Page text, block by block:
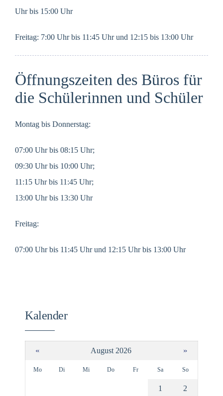
Uhr bis 15:00 Uhr
Freitag: 7:00 Uhr bis 11:45 Uhr und 12:15 bis 13:00 Uhr
Öffnungszeiten des Büros für
die Schülerinnen und Schüler
Montag bis Donnerstag:
07:00 Uhr bis 08:15 Uhr;
09:30 Uhr bis 10:00 Uhr;
11:15 Uhr bis 11:45 Uhr;
13:00 Uhr bis 13:30 Uhr
Freitag:
07:00 Uhr bis 11:45 Uhr und 12:15 Uhr bis 13:00 Uhr
Kalender
« August 2026 »
Mo Di Mi Do Fr Sa So
1 2